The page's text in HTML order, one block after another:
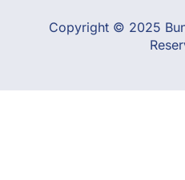
Copyright © 2025